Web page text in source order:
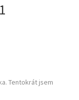
Tentokrát jsem